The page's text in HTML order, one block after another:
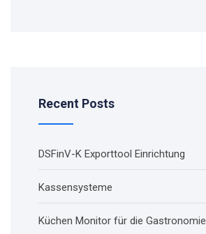
Recent Posts
DSFinV-K Exporttool Einrichtung
Kassensysteme
Küchen Monitor für die Gastronomie